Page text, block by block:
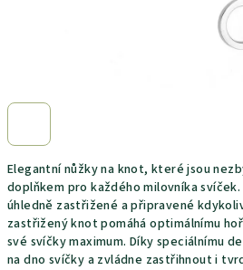
Elegantní nůžky na knot, které jsou
doplňkem pro každého milovníka
úhledně zastřižené a připravené
zastřižený knot pomáhá optimálnímu
své svíčky maximum. Díky speciálnímu
na dno svíčky a zvládne zastřihnout i